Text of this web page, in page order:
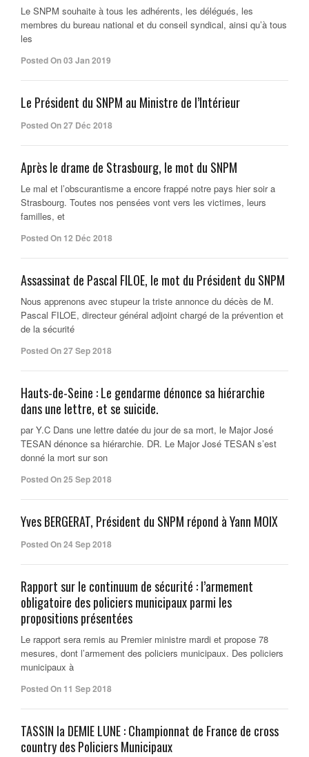
Le SNPM souhaite à tous les adhérents, les délégués, les
membres du bureau national et du conseil syndical, ainsi qu’à tous
les
Posted On 03 Jan 2019
Le Président du SNPM au Ministre de l’Intérieur
Posted On 27 Déc 2018
Après le drame de Strasbourg, le mot du SNPM
Le mal et l’obscurantisme a encore frappé notre pays hier soir a
Strasbourg. Toutes nos pensées vont vers les victimes, leurs
familles, et
Posted On 12 Déc 2018
Assassinat de Pascal FILOE, le mot du Président du SNPM
Nous apprenons avec stupeur la triste annonce du décès de M.
Pascal FILOE, directeur général adjoint chargé de la prévention et
de la sécurité
Posted On 27 Sep 2018
Hauts-de-Seine : Le gendarme dénonce sa hiérarchie
dans une lettre, et se suicide.
par Y.C Dans une lettre datée du jour de sa mort, le Major José
TESAN dénonce sa hiérarchie. DR. Le Major José TESAN s’est
donné la mort sur son
Posted On 25 Sep 2018
Yves BERGERAT, Président du SNPM répond à Yann MOIX
Posted On 24 Sep 2018
Rapport sur le continuum de sécurité : l’armement
obligatoire des policiers municipaux parmi les
propositions présentées
Le rapport sera remis au Premier ministre mardi et propose 78
mesures, dont l’armement des policiers municipaux. Des policiers
municipaux à
Posted On 11 Sep 2018
TASSIN la DEMIE LUNE : Championnat de France de cross
country des Policiers Municipaux